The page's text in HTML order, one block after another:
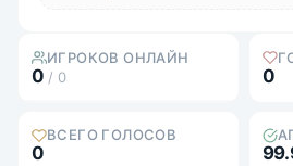
ИГРОКОВ ОНЛАЙН
0 / 0 0
ВСЕГО ГОЛОСОВ
0